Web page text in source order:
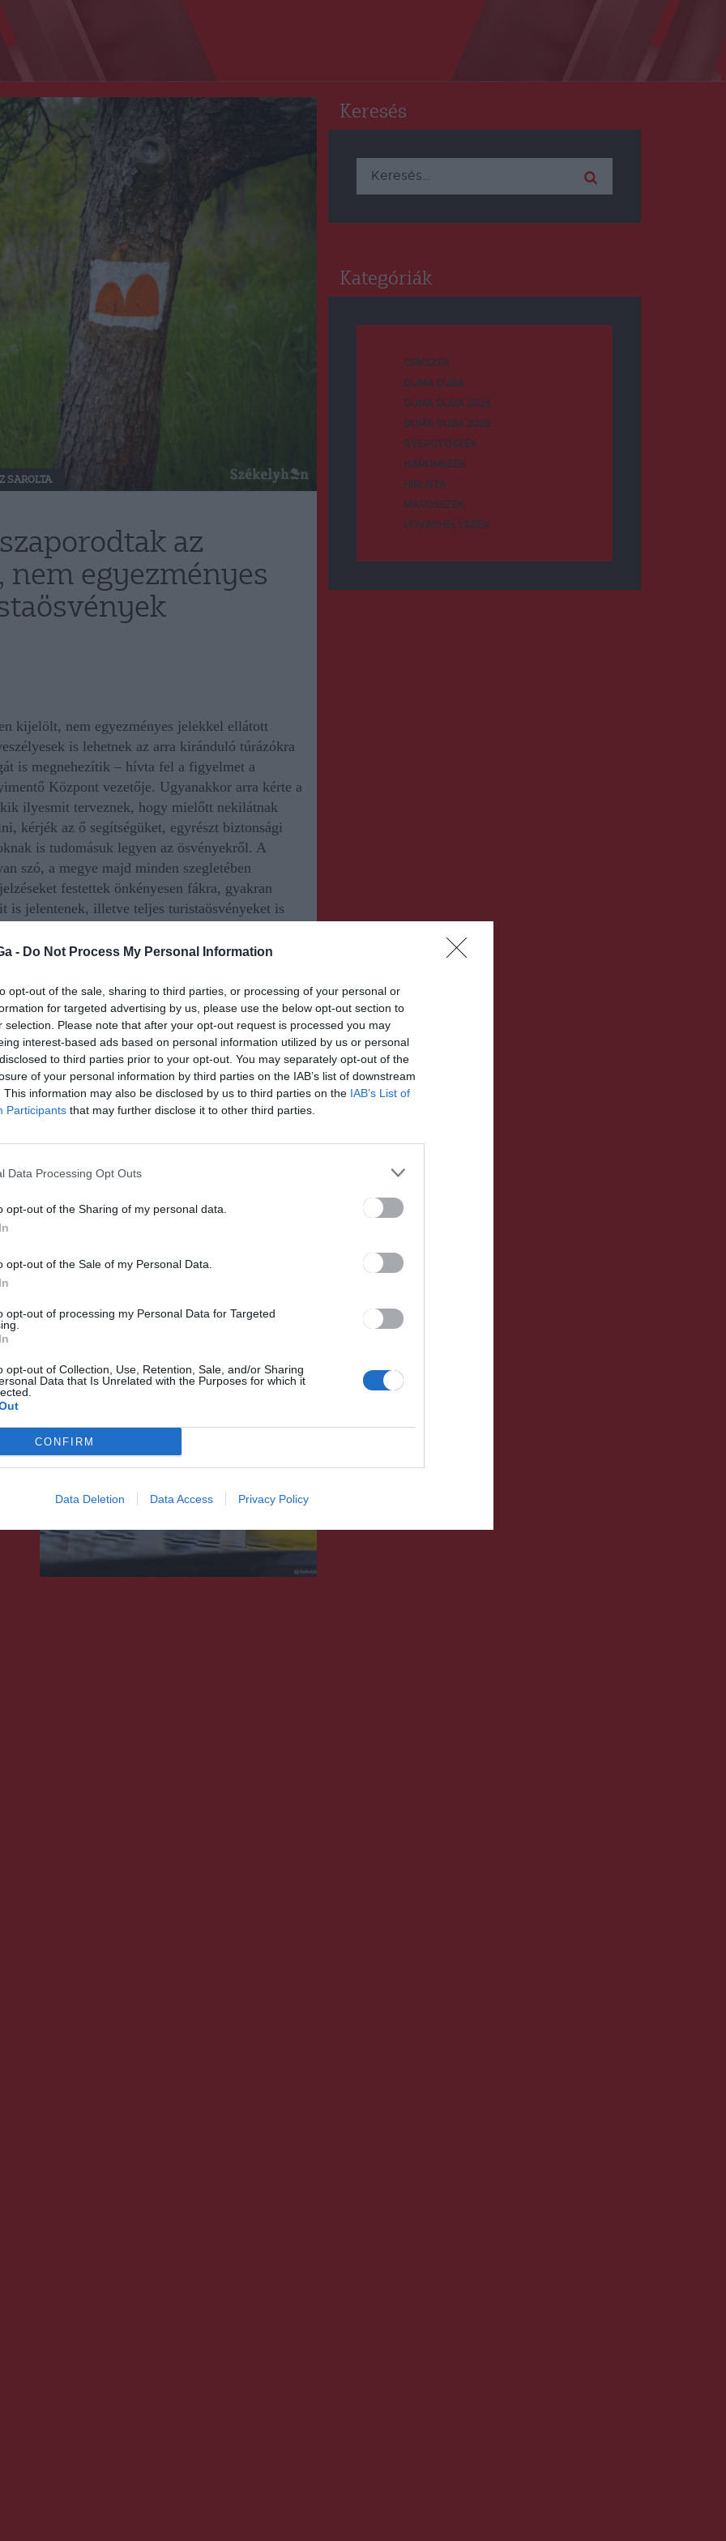
- Do Not Process My Personal Information
opt-out of the sale, sharing to third parties, or processing of your personal or
for targeted advertising by us, please use the below opt-out section to
selection. Please note that after your opt-out request is processed you may
interest-based ads based on personal information utilized by us or personal
to third parties prior to your opt-out. You may separately opt-out of the
of your personal information by third parties on the IAB’s list of downstream
This information may also be disclosed by us to third parties on the IAB’s List of
Participants that may further disclose it to other third parties.
Data Processing Opt Outs
opt-out of the Sharing of my personal data.
opt-out of the Sale of my Personal Data.
opt-out of processing my Personal Data for Targeted
opt-out of Collection, Use, Retention, Sale, and/or Sharing
Data that Is Unrelated with the Purposes for which it
CONFIRM
Data Deletion Data Access Privacy Policy
SAROLTA
az
egyezményes
kijelölt, nem egyezményes jelekkel ellátott
is lehetnek az arra kiránduló túrázókra
is megnehezítik – hívta fel a figyelmet a
Központ vezetője. Ugyanakkor arra kérte a
ilyesmit terveznek, hogy mielőtt nekilátnak
kérjék az ő segítségüket, egyrészt biztonsági
is tudomásuk legyen az ösvényekről. A
szó, a megye majd minden szegletében
festettek önkényesen fákra, gyakran
is jelentenek, illetve teljes turistaösvényeket is
hogy a hegyimentők által felfestett
azokat. A vonatkozó jogszabályok pontosan
milyen körülmények között festhetők fel
KÖVETKEZŐ BEJEGYZÉS
Még ma és holnap letehetik
polgármesteri hivatalnál azok
Nem vezetnek be
új hulláma miatt
Keresés
Keresés:
Kategóriák
CSÍKSZÉK
DUMA DUBA
DUMA DUBA 2024
DUMA DUBA 2026
GYERGYÓSZÉK
HÁROMSZÉK
HÍRLISTA
MAROSSZÉK
UDVARHELYSZÉK